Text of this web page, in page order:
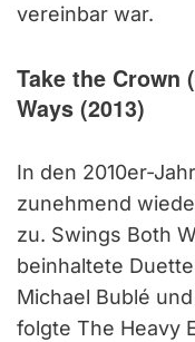
vereinbar war.
Take the Crown
Ways (2013)
In den 2010er-
zunehmend
zu. Swings Both
beinhaltete
Michael Bublé
folgte The Heavy